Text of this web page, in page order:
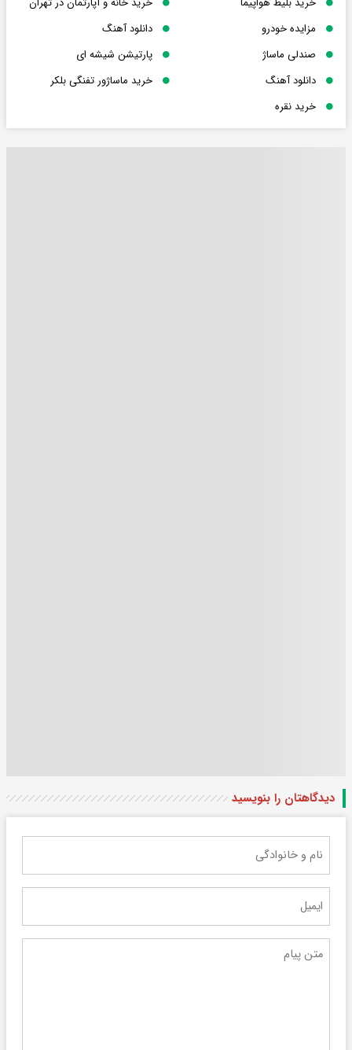
مزایده خودرو
دانلود آهنگ
صندلی ماساژ
پارتیشن شیشه ای
دانلود آهنگ
خرید ماساژور تفنگی بلکر
خرید نقره
دیدگاهتان را بنویسید